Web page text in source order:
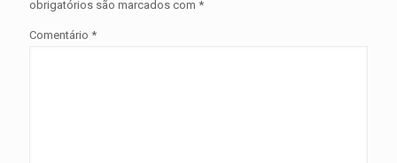
obrigatórios são marcados com *
Comentário *